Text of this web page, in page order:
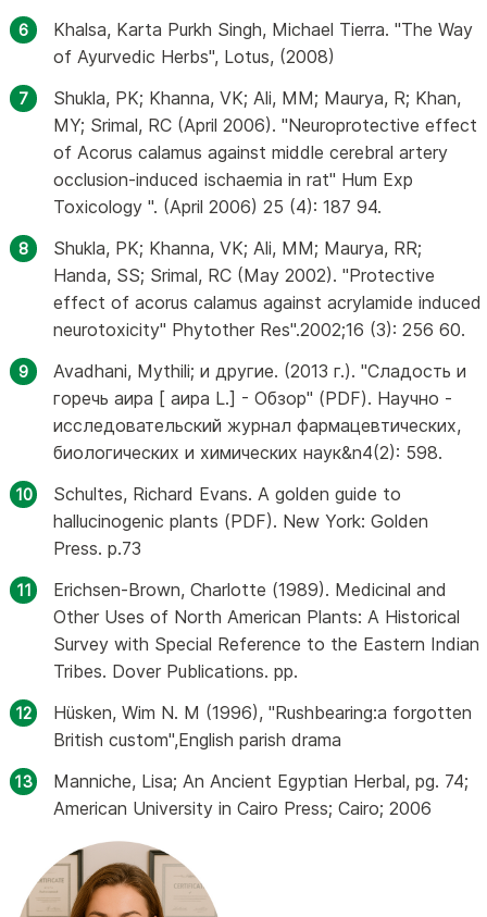
Khalsa, Karta Purkh Singh, Michael Tierra. "The Way
of Ayurvedic Herbs", Lotus, (2008)
Shukla, PK; Khanna, VK; Ali, MM; Maurya, R; Khan,
MY; Srimal, RC (April 2006). "Neuroprotective effect
of Acorus calamus against middle cerebral artery
occlusion-induced ischaemia in rat" Hum Exp
Toxicology ". (April 2006) 25 (4): 187 94.
Shukla, PK; Khanna, VK; Ali, MM; Maurya, RR;
Handa, SS; Srimal, RC (May 2002). "Protective
effect of acorus calamus against acrylamide induced
neurotoxicity" Phytother Res".2002;16 (3): 256 60.
Avadhani, Mythili; и другие. (2013 г.). "Сладость и
горечь аира [ аира L.] - Обзор" (PDF). Научно -
исследовательский журнал фармацевтических,
биологических и химических наук&n4(2): 598.
Schultes, Richard Evans. A golden guide to
hallucinogenic plants (PDF). New York: Golden
Press. p.73
Erichsen-Brown, Charlotte (1989). Medicinal and
Other Uses of North American Plants: A Historical
Survey with Special Reference to the Eastern Indian
Tribes. Dover Publications. pp.
Hüsken, Wim N. M (1996), "Rushbearing:a forgotten
British custom",English parish drama
Manniche, Lisa; An Ancient Egyptian Herbal, pg. 74;
American University in Cairo Press; Cairo; 2006